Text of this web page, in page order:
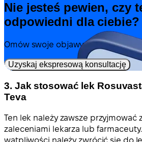
Nie jesteś pewien, czy
odpowiedni dla ciebie?
Omów swoje objawy i leczenie z
Uzyskaj ekspresową konsultację
3. Jak stosować lek
Teva
Ten lek należy zawsze przyjmować
zaleceniami lekarza lub farmaceuty.
wątpliwości należy zwrócić się do